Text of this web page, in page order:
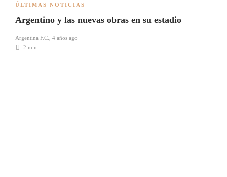
ÚLTIMAS NOTICIAS
Argentino y las nuevas obras en su estadio
Argentina F.C.
4 años ago
2 min